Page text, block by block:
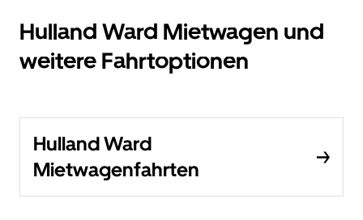
Hulland Ward Mietwagen und
weitere Fahrtoptionen
Hulland Ward
Mietwagenfahrten